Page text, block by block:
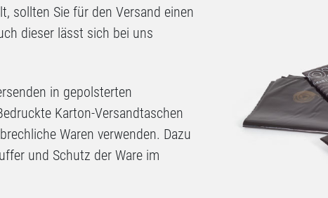
sollten Sie für den Versand einen
dieser lässt sich bei uns
in gepolsterten
Karton-Versandtaschen
Waren verwenden. Dazu
und Schutz der Ware im